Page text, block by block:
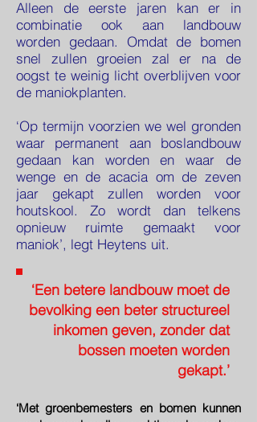
Alleen de eerste jaren kan er in
combinatie ook aan landbouw
worden gedaan. Omdat de bomen
snel zullen groeien zal er na de
oogst te weinig licht overblijven voor
de maniokplanten.
‘Op termijn voorzien we wel gronden
waar permanent aan boslandbouw
gedaan kan worden en waar de
wenge en de acacia om de zeven
jaar gekapt zullen worden voor
houtskool. Zo wordt dan telkens
opnieuw ruimte gemaakt voor
maniok’, legt Heytens uit.
‘Een betere landbouw moet de
bevolking een beter structureel
inkomen geven, zonder dat
bossen moeten worden
gekapt.’
‘Met groenbemesters en bomen kunnen